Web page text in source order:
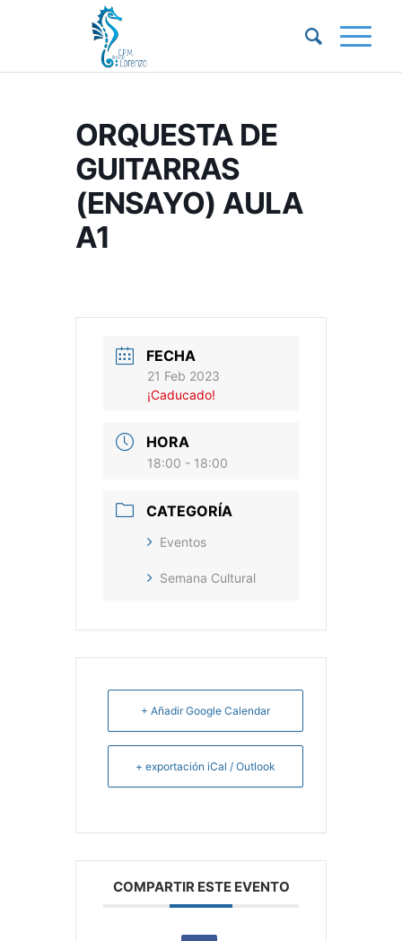
ORQUESTA DE
GUITARRAS
(ENSAYO) AULA
A1
FECHA
21 Feb 2023
¡Caducado!
HORA
18:00 - 18:00
CATEGORÍA
Eventos
Semana Cultural
+ Añadir Google Calendar
+ exportación iCal / Outlook
COMPARTIR ESTE EVENTO